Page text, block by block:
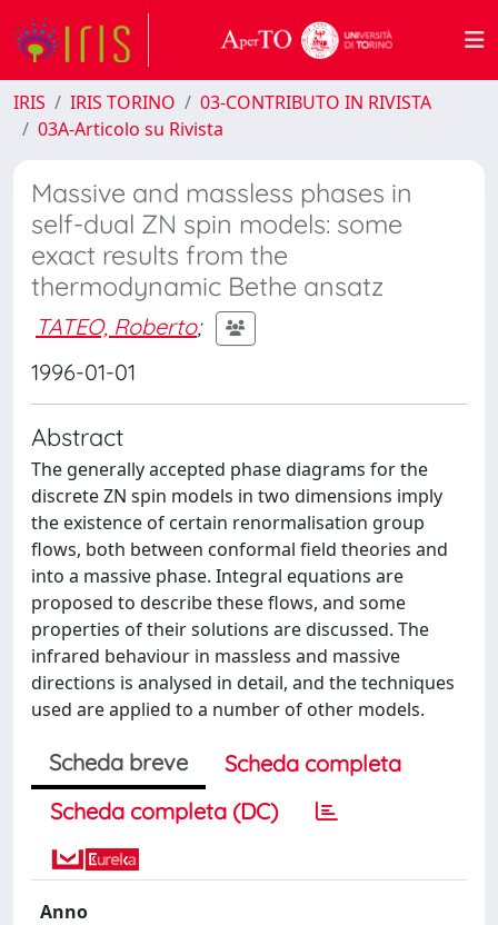
IRIS IRIS TORINO
03-CONTRIBUTO IN RIVISTA
03A-Articolo su Rivista
Massive and massless phases in
self-dual ZN spin models: some
exact results from the
thermodynamic Bethe ansatz
TATEO, Roberto;
1996-01-01
Abstract
The generally accepted phase diagrams for the
discrete ZN spin models in two dimensions imply
the existence of certain renormalisation group
flows, both between conformal field theories and
into a massive phase. Integral equations are
proposed to describe these flows, and some
properties of their solutions are discussed. The
infrared behaviour in massless and massive
directions is analysed in detail, and the techniques
used are applied to a number of other models.
Scheda breve
Scheda completa
Scheda completa (DC)
Anno